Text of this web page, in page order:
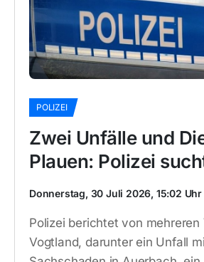
POLIZEI
Zwei Unfälle und
Plauen: Polizei
Donnerstag, 30 Juli 2026, 15:02 Uhr
Polizei berichtet von mehreren
Vogtland, darunter ein Unfall